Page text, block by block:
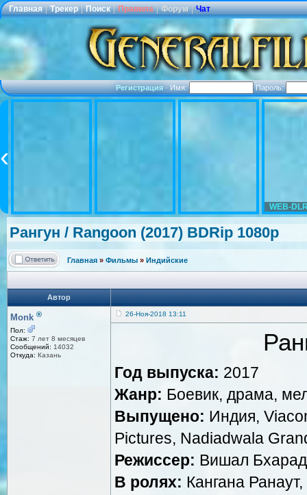
Главная | Трекер | Поиск | Правила | Форум | Чат
Регистрация·Имя: Пароль:
WEB-
Рангун / Rangoon (2017) BDRip 1080p
Главная » Фильмы » Индийские
Автор
Monk ®
Пол:
Стаж: 7 лет 8 месяцев
Сообщений: 14032
Откуда: Казань
26-Ноя-2018 13:11
Год выпуска: 2017
Жанр: Боевик, драма,
Выпущено: Индия,
Pictures, Nadiadwala
Режиссер: Вишал
В ролях: Кангана